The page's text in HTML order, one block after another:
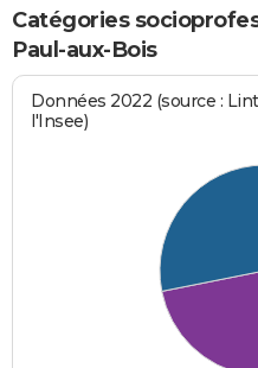
Catégories
Paul-aux-Bois
Données 2022 (source :
l'Insee)